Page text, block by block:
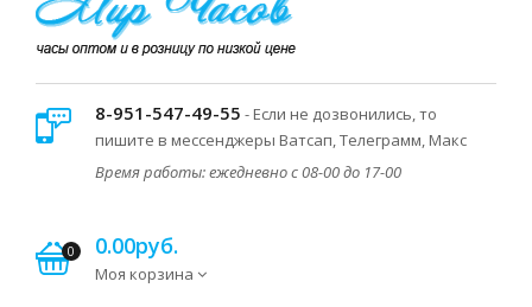
8-951-547-49-55 - Если не дозвонились, то
пишите в мессенджеры Ватсап, Телеграмм, Макс
Время работы: ежедневно с 08-00 до 17-00
0 0.00руб.
Моя корзина